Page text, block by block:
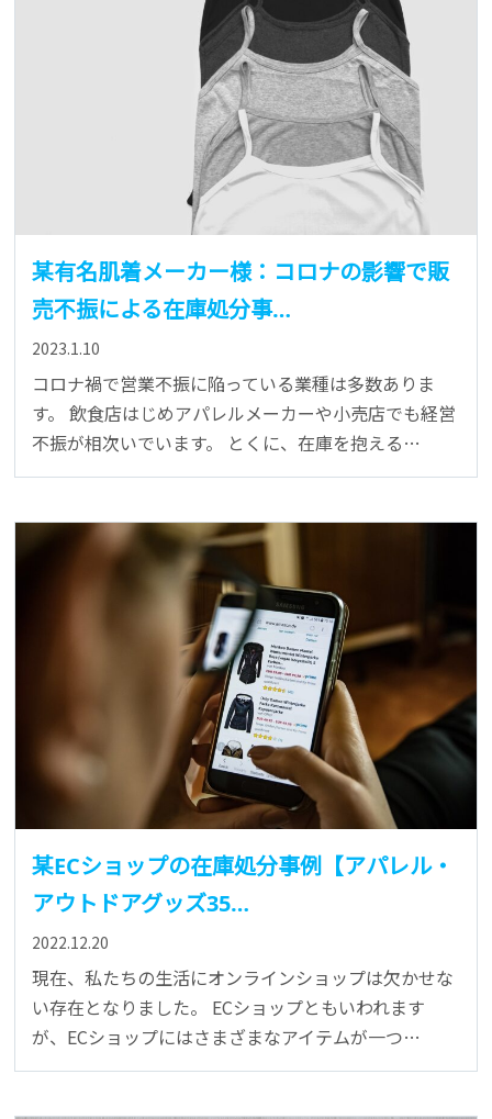
某有名肌着メーカー様：コロナの影響で販
売不振による在庫処分事…
2023.1.10
コロナ禍で営業不振に陥っている業種は多数ありま
す。 飲食店はじめアパレルメーカーや小売店でも経営
不振が相次いでいます。 とくに、在庫を抱える…
某ECショップの在庫処分事例【アパレル・
アウトドアグッズ35…
2022.12.20
現在、私たちの生活にオンラインショップは欠かせな
い存在となりました。 ECショップともいわれます
が、ECショップにはさまざまなアイテムが一つ…